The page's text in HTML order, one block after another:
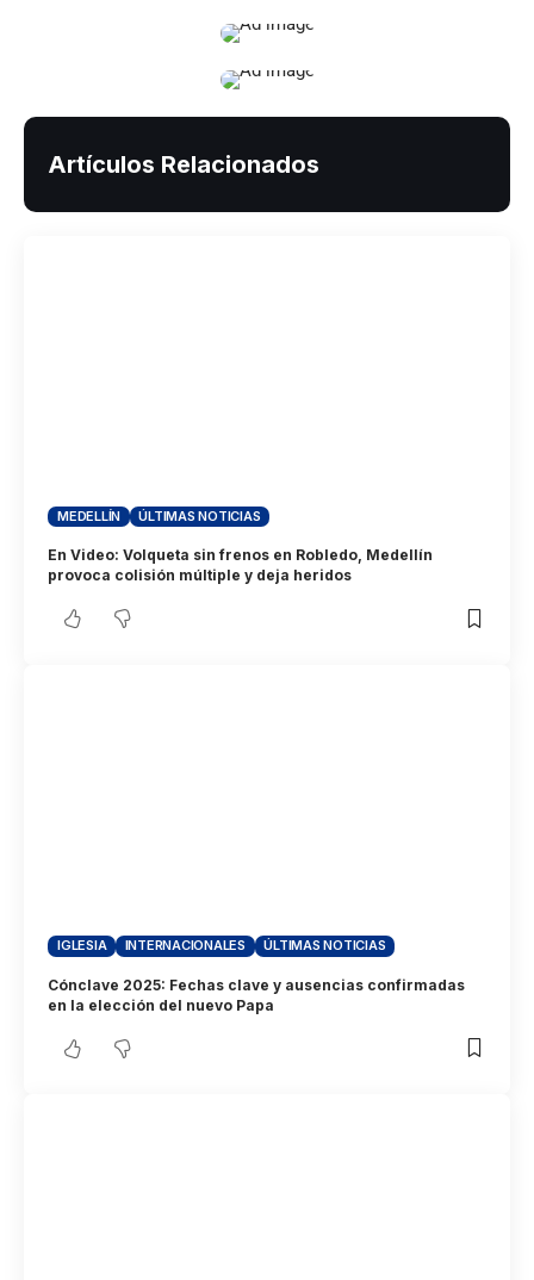
Artículos Relacionados
MEDELLÍN ÚLTIMAS NOTICIAS
En Video: Volqueta sin frenos en Robledo, Medellín
provoca colisión múltiple y deja heridos
IGLESIA INTERNACIONALES ÚLTIMAS NOTICIAS
Cónclave 2025: Fechas clave y ausencias confirmadas
en la elección del nuevo Papa​